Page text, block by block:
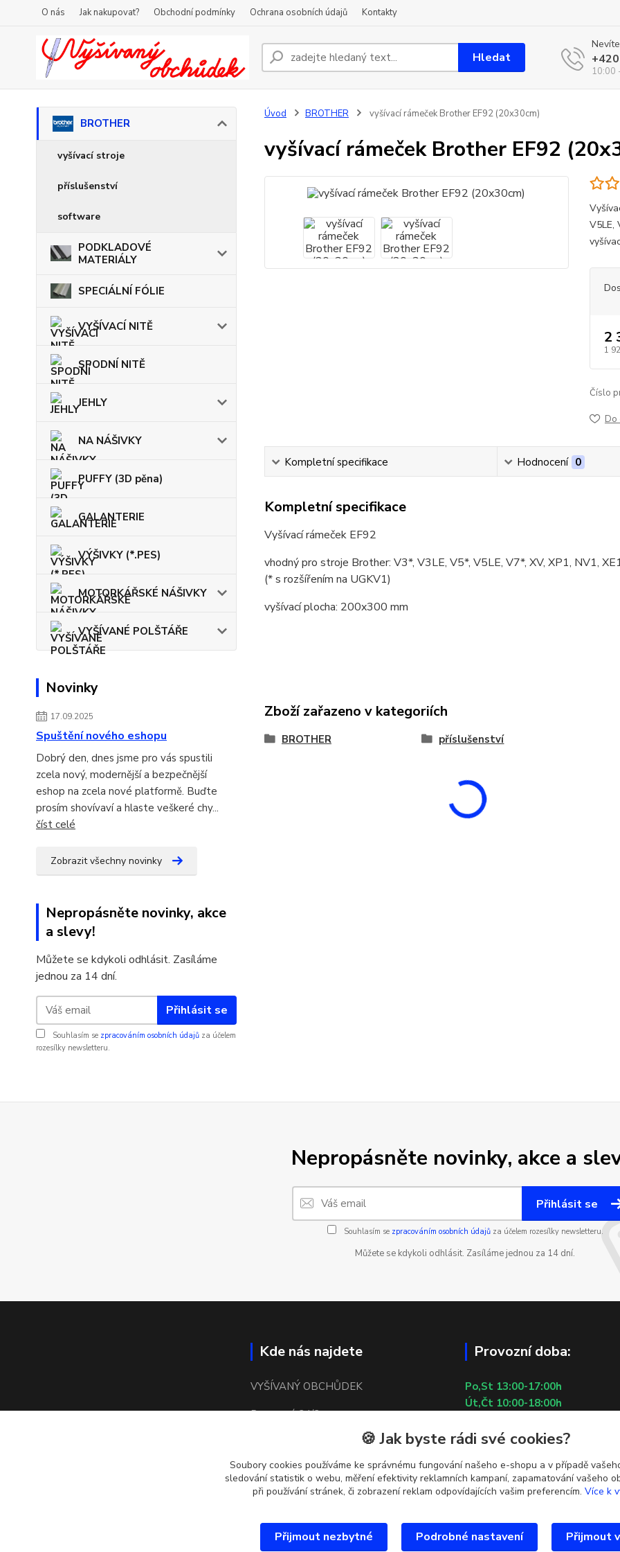
O nás Jak nakupovat? Obchodní podmínky Ochrana osobních údajů Kontakty
Hledat
10:00
BROTHER
vyšívací stroje
příslušenství
software
PODKLADOVÉ
MATERIÁLY
SPECIÁLNÍ FÓLIE
VYŠÍVACÍ NITĚ
SPODNÍ NITĚ
JEHLY
NA NÁŠIVKY
PUFFY (3D pěna)
GALANTERIE
VÝŠIVKY (*.PES)
MOTORKÁŘSKÉ NÁŠIVKY
VYŠÍVANÉ POLŠTÁŘE
Novinky
17.09.2025
Spuštění nového eshopu
Dobrý den, dnes jsme pro vás spustili
zcela nový, modernější a bezpečnější
eshop na zcela nové platformě. Buďte
prosím shovívaví a hlaste veškeré chy...
číst celé
Zobrazit všechny novinky
Nepropásněte novinky, akce
a slevy!
Můžete se kdykoli odhlásit. Zasíláme
jednou za 14 dní.
Přihlásit se
Souhlasím se zpracováním osobních údajů za účelem
rozesílky newsletteru.
Úvod BROTHER vyšívací rámeček Brother EF92 (20x30cm)
vyšívací rámeček Brother EF92
V5LE,
2
1
Číslo
Do
Kompletní specifikace Hodnocení 0
Kompletní specifikace
Vyšívací rámeček EF92
vhodný pro stroje Brother: V3*, V3LE, V5*, V5LE, V7*, XV, XP1, NV1,
(* s rozšířením na UGKV1)
vyšívací plocha: 200x300 mm
Zboží zařazeno v kategoriích
BROTHER příslušenství
Nepropásněte novinky, akce a
Přihlásit se
Souhlasím se zpracováním osobních údajůza účelem rozesílky newsletteru.
Můžete se kdykoli odhlásit. Zasíláme jednou za 14 dní.
Kde nás najdete
VYŠÍVANÝ OBCHŮDEK
Bronzová 24/2
kulaté náměstí u metra Lužiny
Provozní doba:
Po,St 13:00-17:00h
Út,Čt 10:00-18:00h
So,Ne ZAVŘENO
🍪 Jak byste rádi své cookies?
Soubory cookies používáme ke správnému fungování našeho e-shopu a v případě
sledování statistik o webu, měření efektivity reklamních kampaní, zapamatování vašeho
při používání stránek, či zobrazení reklam odpovídajících vašim preferencím. Více k
Přijmout nezbytné Podrobné nastavení Přijmout